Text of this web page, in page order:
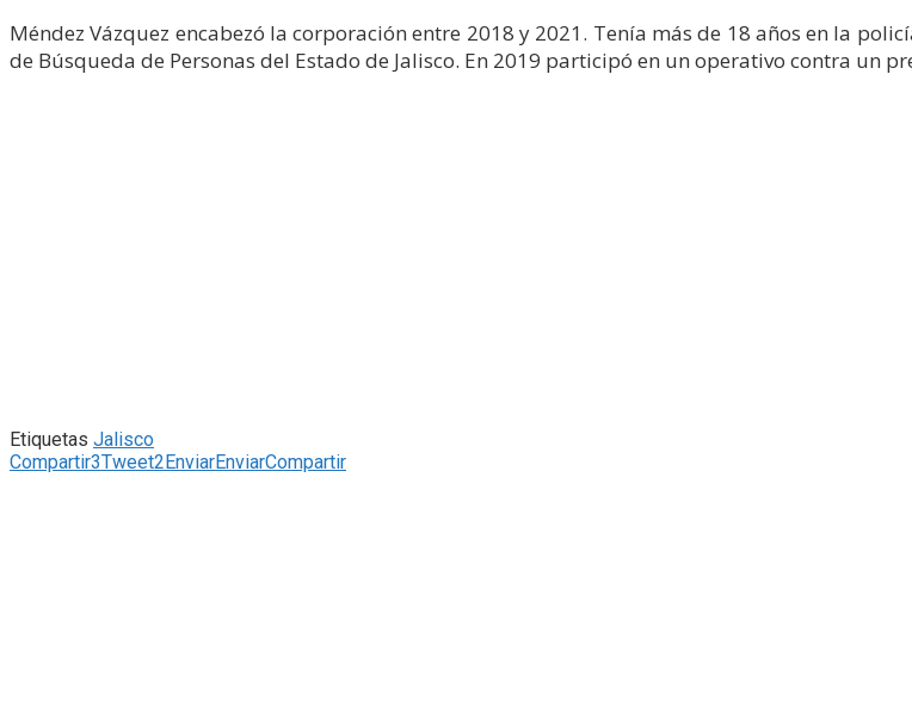
Méndez Vázquez encabezó la corporación entre 2018 y 2021. Tenía más de 18 años en la
de Búsqueda de Personas del Estado de Jalisco. En 2019 participó en un operativo contra un
Etiquetas Jalisco
Compartir3Tweet2EnviarEnviarCompartir